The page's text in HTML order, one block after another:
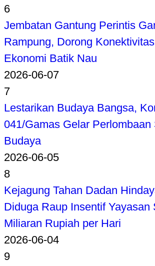
6
Jembatan Gantung Perintis
Rampung, Dorong
Ekonomi Batik Nau
2026-06-07
7
Lestarikan Budaya Bangsa,
041/Gamas Gelar Perlombaan
Budaya
2026-06-05
8
Kejagung Tahan Dadan
Diduga Raup Insentif Yayasan
Miliaran Rupiah per Hari
2026-06-04
9